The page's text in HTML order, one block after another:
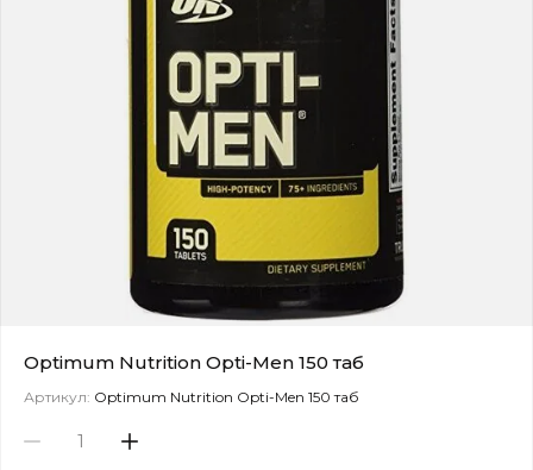
Optimum Nutrition Opti-Men 150 таб
Артикул: Optimum Nutrition Opti-Men 150 таб